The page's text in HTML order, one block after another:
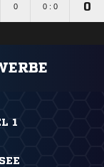
0 0 : 0 0
1